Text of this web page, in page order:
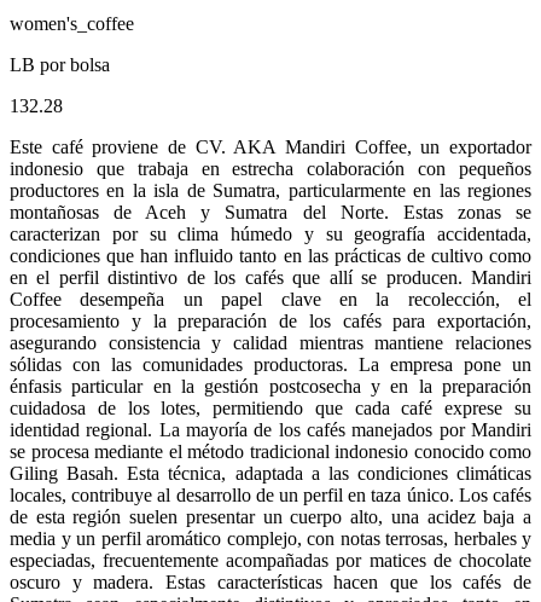
women's_coffee
LB por bolsa
132.28
Este café proviene de CV. AKA Mandiri Coffee, un exportador
indonesio que trabaja en estrecha colaboración con pequeños
productores en la isla de Sumatra, particularmente en las regiones
montañosas de Aceh y Sumatra del Norte. Estas zonas se
caracterizan por su clima húmedo y su geografía accidentada,
condiciones que han influido tanto en las prácticas de cultivo como
en el perfil distintivo de los cafés que allí se producen. Mandiri
Coffee desempeña un papel clave en la recolección, el
procesamiento y la preparación de los cafés para exportación,
asegurando consistencia y calidad mientras mantiene relaciones
sólidas con las comunidades productoras. La empresa pone un
énfasis particular en la gestión postcosecha y en la preparación
cuidadosa de los lotes, permitiendo que cada café exprese su
identidad regional. La mayoría de los cafés manejados por Mandiri
se procesa mediante el método tradicional indonesio conocido como
Giling Basah. Esta técnica, adaptada a las condiciones climáticas
locales, contribuye al desarrollo de un perfil en taza único. Los cafés
de esta región suelen presentar un cuerpo alto, una acidez baja a
media y un perfil aromático complejo, con notas terrosas, herbales y
especiadas, frecuentemente acompañadas por matices de chocolate
oscuro y madera. Estas características hacen que los cafés de